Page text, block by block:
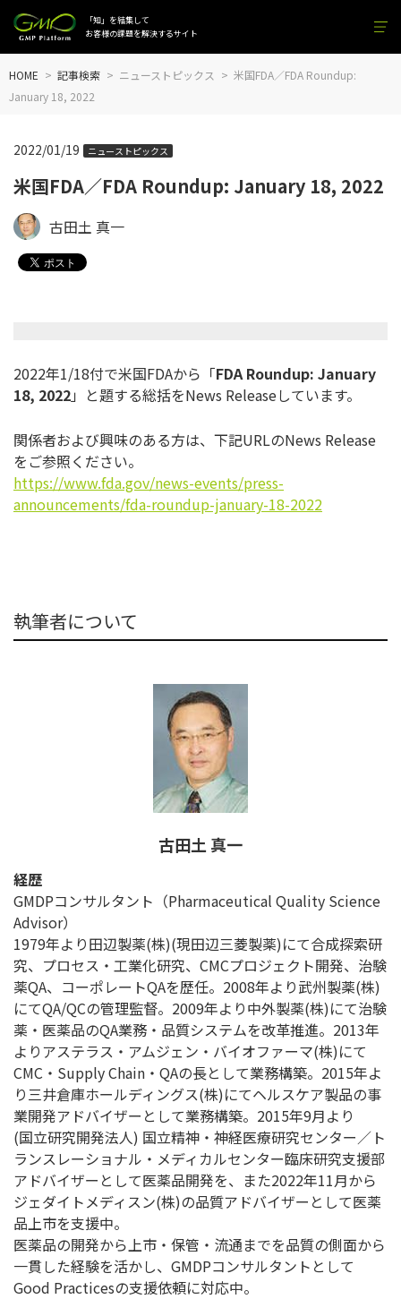
「知」を結集して
お客様の課題を解決するサイト
HOME 記事検索 ニューストピックス
米国FDA／FDA Roundup:
January 18, 2022
米国FDA／FDA Roundup: January 18, 2022
2022/01/19 ニューストピックス
古田土 真一
2022年1/18付で米国FDAから「FDA Roundup: January
18, 2022」と題する総括をNews Releaseしています。
関係者および興味のある方は、下記URLのNews Release
をご参照ください。
https://www.fda.gov/news-events/press-
announcements/fda-roundup-january-18-2022
執筆者について
古田土 真一
経歴
GMDPコンサルタント（Pharmaceutical Quality Science
Advisor）
1979年より田辺製薬(株)(現田辺三菱製薬)にて合成探索研
究、プロセス・工業化研究、CMCプロジェクト開発、治験
薬QA、コーポレートQAを歴任。2008年より武州製薬(株)
にてQA/QCの管理監督。2009年より中外製薬(株)にて治験
薬・医薬品のQA業務・品質システムを改革推進。2013年
よりアステラス・アムジェン・バイオファーマ(株)にて
CMC・Supply Chain・QAの長として業務構築。2015年よ
り三井倉庫ホールディングス(株)にてヘルスケア製品の事
業開発アドバイザーとして業務構築。2015年9月より
(国立研究開発法人) 国立精神・神経医療研究センター／ト
ランスレーショナル・メディカルセンター臨床研究支援部
アドバイザーとして医薬品開発を、また2022年11月から
ジェダイトメディスン(株)の品質アドバイザーとして医薬
品上市を支援中。
医薬品の開発から上市・保管・流通までを品質の側面から
一貫した経験を活かし、GMDPコンサルタントとして
Good Practicesの支援依頼に対応中。